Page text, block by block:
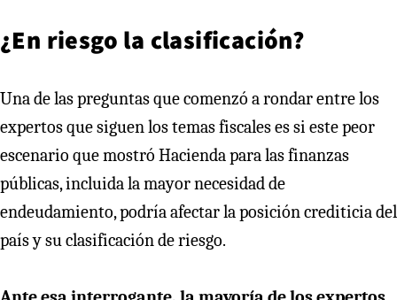
¿En riesgo la clasificación?
Una de las preguntas que comenzó a rondar entre los
expertos que siguen los temas fiscales es si este peor
escenario que mostró Hacienda para las finanzas
públicas, incluida la mayor necesidad de
endeudamiento, podría afectar la posición crediticia del
país y su clasificación de riesgo.